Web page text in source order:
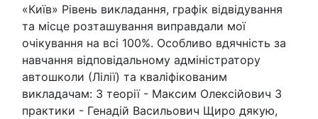
«Київ» Рівень викладання, графік відвідування
та місце розташування виправдали мої
очікування на всі 100%. Особливо вдячність за
навчання відповідальному адміністратору
автошколи (Лілії) та кваліфікованим
викладачам: З теорії - Максим Олексійович З
практики - Генадій Васильович Щиро дякую,